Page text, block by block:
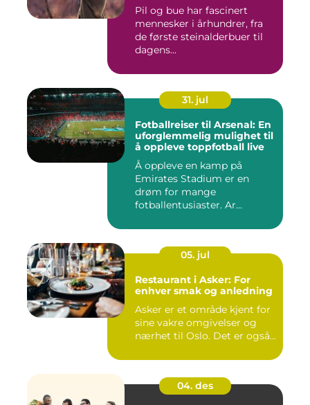
Pil og bue har fascinert
mennesker i århundrer, fra
de første steinalderbuer til
dagens...
31. jul
Fotballreiser til Arsenal: En
uforglemmelig mulighet til
å oppleve toppfotball live
Å oppleve en kamp på
Emirates Stadium er en
drøm for mange
fotballentusiaster. Ar...
05. jul
Restaurant i Asker: For
enhver smak og anledning
Asker er et område kjent for
sine vakre omgivelser og
nærhet til Oslo. Det er også...
04. des